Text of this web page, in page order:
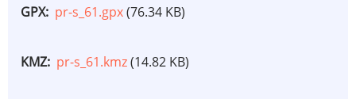
GPX pr-s_61.gpx(76.34 KB)
KMZ pr-s_61.kmz(14.82 KB)